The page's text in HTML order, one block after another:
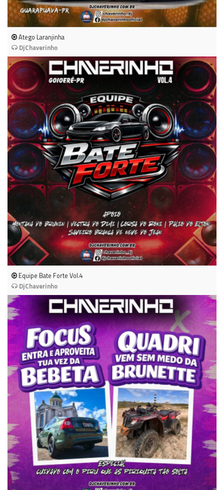
Atego Laranjinha
DjChaverinho
Equipe Bate Forte Vol.4
DjChaverinho